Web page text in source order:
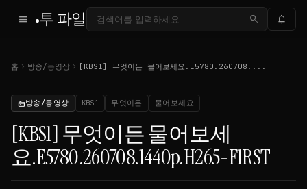
menu 투 파일 search notifications
홈 chevron_right 방송/동영상 chevron_right [KBS1] 무엇이든 물어보세요.E5780.260708....
radio방송/동영상 KBS1 무엇이든 물어보세요
[KBS1] 무엇이든 물어보세
요.E5780.260708.1440p.H265-F1RST